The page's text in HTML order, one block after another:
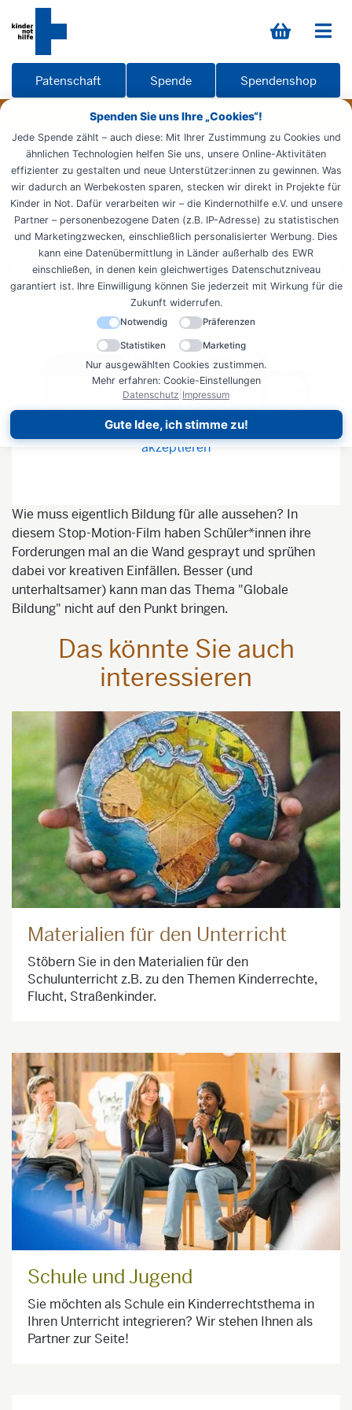
Spenden Sie uns Ihre „Cookies“!
Jede Spende zählt – auch diese: Mit Ihrer Zustimmung zu Cookies und
ähnlichen Technologien helfen Sie uns, unsere Online-Aktivitäten
effizienter zu gestalten und neue Unterstützer:innen zu gewinnen. Was
wir dadurch an Werbekosten sparen, stecken wir direkt in Projekte für
Kinder in Not. Dafür verarbeiten wir – die Kindernothilfe e.V. und unsere
Partner – personenbezogene Daten (z.B. IP-Adresse) zu statistischen
und Marketingzwecken, einschließlich personalisierter Werbung. Dies
kann eine Datenübermittlung in Länder außerhalb des EWR
einschließen, in denen kein gleichwertiges Datenschutzniveau
garantiert ist. Ihre Einwilligung können Sie jederzeit mit Wirkung für die
Zukunft widerrufen.
Notwendig Präferenzen
Statistiken Marketing
Nur ausgewählten Cookies zustimmen.
Mehr erfahren: Cookie-Einstellungen
Datenschutz Impressum
Gute Idee, ich stimme zu!
Patenschaft Spende Spendenshop
Startseite Engagieren
Zeit spenden
Schule & Jugend
Schulmaterial
Stop Motion Film Your RightToLearn
Bildung für alle
Dies ist ein Video zu einem empfohlenen
externen Inhalt. Hierbei werden Cookies von
YouTube gesetzt. Um diese Inhalte anzusehen
müssen SieIhre Cookie-Einstellungen
aktualisieren und Marketing Cookies
akzeptieren
Wie muss eigentlich Bildung für alle aussehen? In
diesem Stop-Motion-Film haben Schüler*innen ihre
Forderungen mal an die Wand gesprayt und sprühen
dabei vor kreativen Einfällen. Besser (und
unterhaltsamer) kann man das Thema "Globale
Bildung" nicht auf den Punkt bringen.
Das könnte Sie auch
interessieren
Materialien für den Unterricht
Stöbern Sie in den Materialien für den
Schulunterricht z.B. zu den Themen Kinderrechte,
Flucht, Straßenkinder.
Schule und Jugend
Sie möchten als Schule ein Kinderrechtsthema in
Ihren Unterricht integrieren? Wir stehen Ihnen als
Partner zur Seite!